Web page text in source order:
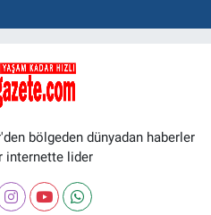
bölgeden dünyadan haberler
internette lider